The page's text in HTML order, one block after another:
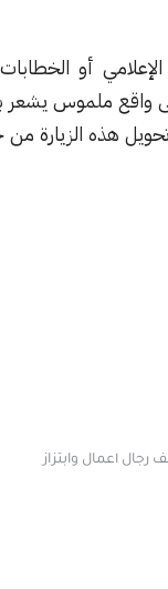
الخطابات، بل بقدرة
يشعر به الناس في
الزيارة من حدث طارئ